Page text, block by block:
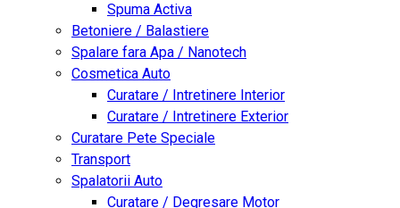
Spuma Activa
Betoniere / Balastiere
Spalare fara Apa / Nanotech
Cosmetica Auto
Curatare / Intretinere Interior
Curatare / Intretinere Exterior
Curatare Pete Speciale
Transport
Spalatorii Auto
Curatare / Degresare Motor